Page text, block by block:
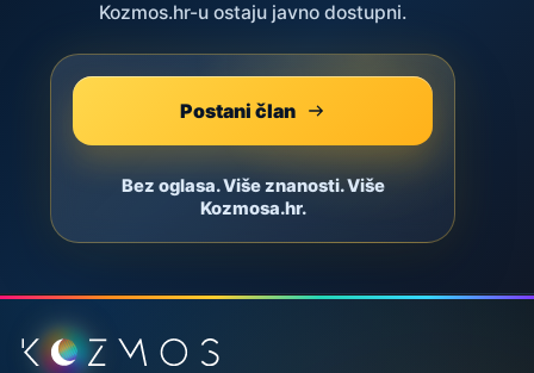
Kozmos.hr-u ostaju javno dostupni.
Postani član
Bez oglasa. Više znanosti. Više
Kozmosa.hr.
Podnožje stranice